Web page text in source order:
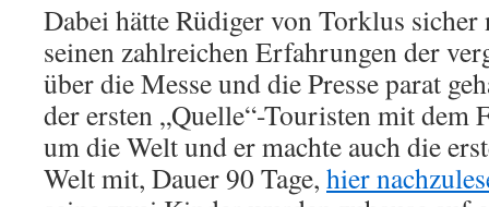
Dabei hätte Rüdiger von Torklus sicher
seinen zahlreichen Erfahrungen der
über die Messe und die Presse parat
der ersten „Quelle“-Touristen mit dem
um die Welt und er machte auch die
Welt mit, Dauer 90 Tage, hier